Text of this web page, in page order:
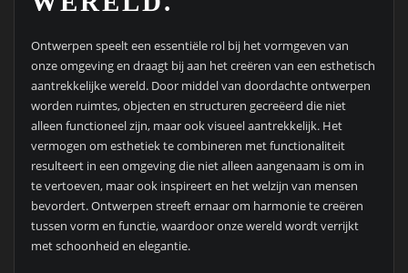
Ontwerpen speelt een essentiële rol bij het vormgeven van
onze omgeving en draagt bij aan het creëren van een esthetisch
aantrekkelijke wereld. Door middel van doordachte ontwerpen
worden ruimtes, objecten en structuren gecreëerd die niet
alleen functioneel zijn, maar ook visueel aantrekkelijk. Het
vermogen om esthetiek te combineren met functionaliteit
resulteert in een omgeving die niet alleen aangenaam is om in
te vertoeven, maar ook inspireert en het welzijn van mensen
bevordert. Ontwerpen streeft ernaar om harmonie te creëren
tussen vorm en functie, waardoor onze wereld wordt verrijkt
met schoonheid en elegantie.